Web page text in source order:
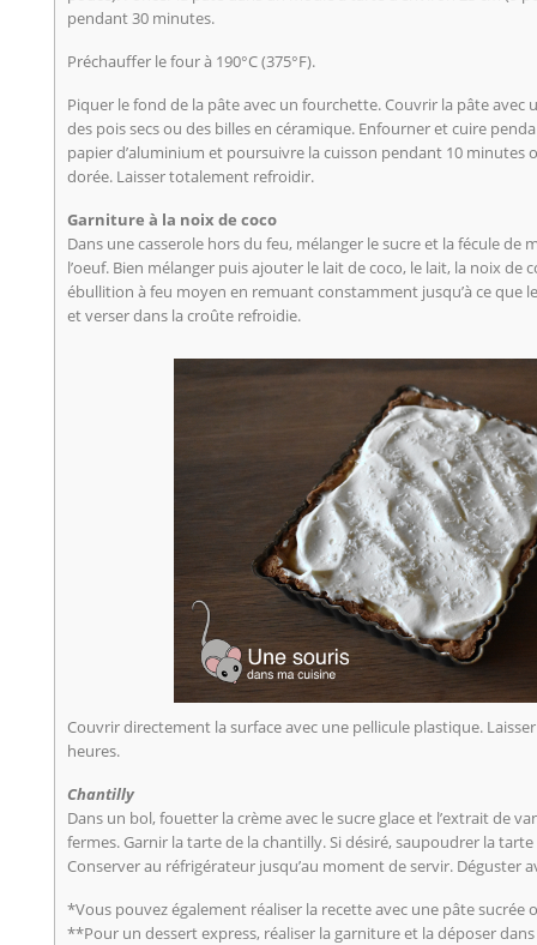
pendant 30 minutes.
Préchauffer le four à 190°C (375°F).
Piquer le fond de la pâte avec un fourchette. Couvrir la pâte avec
des pois secs ou des billes en céramique. Enfourner et cuire
papier d’aluminium et poursuivre la cuisson pendant 10 minutes
dorée. Laisser totalement refroidir.
Garniture à la noix de coco
Dans une casserole hors du feu, mélanger le sucre et la fécule de
l’oeuf. Bien mélanger puis ajouter le lait de coco, le lait, la noix de
ébullition à feu moyen en remuant constamment jusqu’à ce que
et verser dans la croûte refroidie.
Couvrir directement la surface avec une pellicule plastique.
heures.
Chantilly
Dans un bol, fouetter la crème avec le sucre glace et l’extrait de
fermes. Garnir la tarte de la chantilly. Si désiré, saupoudrer la
Conserver au réfrigérateur jusqu’au moment de servir. Déguster
*Vous pouvez également réaliser la recette avec une pâte sucrée
**Pour un dessert express, réaliser la garniture et la déposer